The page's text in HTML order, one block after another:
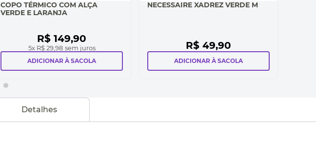
COPO TÉRMICO COM ALÇA
VERDE E LARANJA
R$ 149,90
5x R$ 29,98 sem juros
ADICIONAR À SACOLA
NECESSAIRE XADREZ VERDE M
R$ 49,90
ADICIONAR À SACOLA
Detalhes